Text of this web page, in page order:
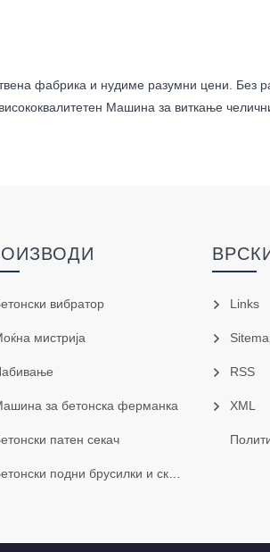
фабрика и нудиме разумни цени. Без
Машина за виткање
вибратор
мистрија
за бетонска ферманка
патен секач
подни брусилки и скарификатори
Links
RSS
XML